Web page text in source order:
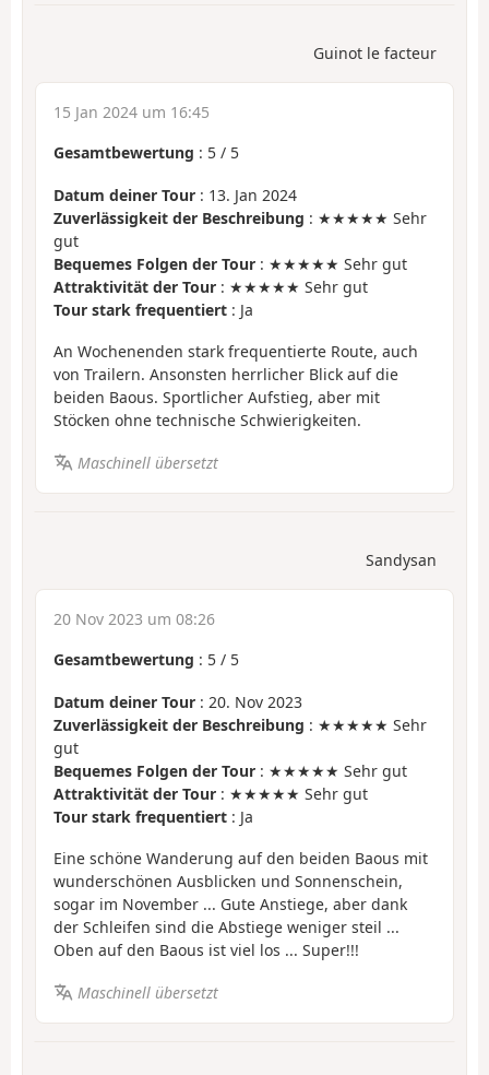
Guinot le facteur
15 Jan 2024 um 16:45
Gesamtbewertung : 5 / 5
Datum deiner Tour : 13. Jan 2024
Zuverlässigkeit der Beschreibung : ★★★★★ Sehr
gut
Bequemes Folgen der Tour : ★★★★★ Sehr gut
Attraktivität der Tour : ★★★★★ Sehr gut
Tour stark frequentiert : Ja
An Wochenenden stark frequentierte Route, auch
von Trailern. Ansonsten herrlicher Blick auf die
beiden Baous. Sportlicher Aufstieg, aber mit
Stöcken ohne technische Schwierigkeiten.
Maschinell übersetzt
Sandysan
20 Nov 2023 um 08:26
Gesamtbewertung : 5 / 5
Datum deiner Tour : 20. Nov 2023
Zuverlässigkeit der Beschreibung : ★★★★★ Sehr
gut
Bequemes Folgen der Tour : ★★★★★ Sehr gut
Attraktivität der Tour : ★★★★★ Sehr gut
Tour stark frequentiert : Ja
Eine schöne Wanderung auf den beiden Baous mit
wunderschönen Ausblicken und Sonnenschein,
sogar im November ... Gute Anstiege, aber dank
der Schleifen sind die Abstiege weniger steil ...
Oben auf den Baous ist viel los ... Super!!!
Maschinell übersetzt